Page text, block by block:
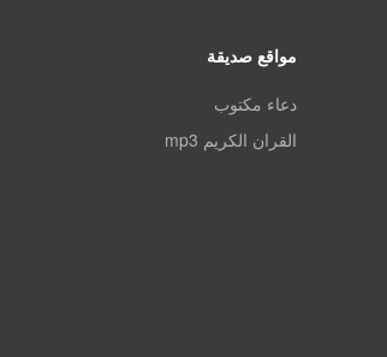
مواقع صديقة
دعاء مكتوب
القران الكريم mp3